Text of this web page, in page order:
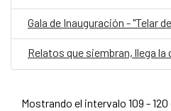
Mostrando el intervalo 109 -